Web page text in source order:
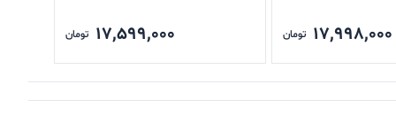
17,998,000 تومان 17,599,000 تومان